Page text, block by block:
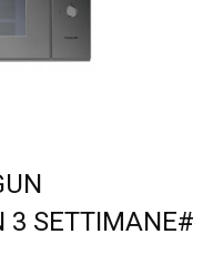
3 SETTIMANE#